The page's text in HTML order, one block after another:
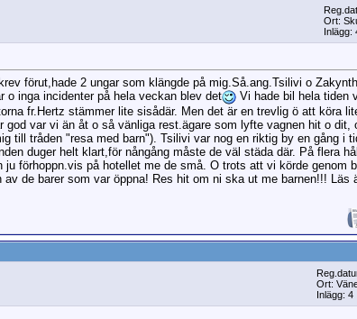
Ort:
Inlägg:
förut,hade 2 ungar som klängde på mig.Så.ang.Tsilivi o
o inga incidenter på hela veckan blev det
Vi hade bil hela tiden
fr.Hertz stämmer lite sisådär. Men det är en trevlig ö att köra
var vi än åt o så vänliga rest.ägare som lyfte vagnen hit o dit,
till tråden "resa med barn"). Tsilivi var nog en riktig by en gång i
duger helt klart,för nångång måste de väl städa där. På flera
förhoppn.vis på hotellet me de små. O trots att vi körde genom
de barer som var öppna! Res hit om ni ska ut me barnen!!! Läs
Ort:
Inlägg: 4